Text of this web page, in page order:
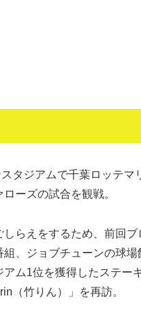
タジアムで千葉ロッテマ
ーズの試合を観戦。
しらえをするため、前回
、ジョブチューンの球場
アム1位を獲得したステー
（竹りん）」を再訪。